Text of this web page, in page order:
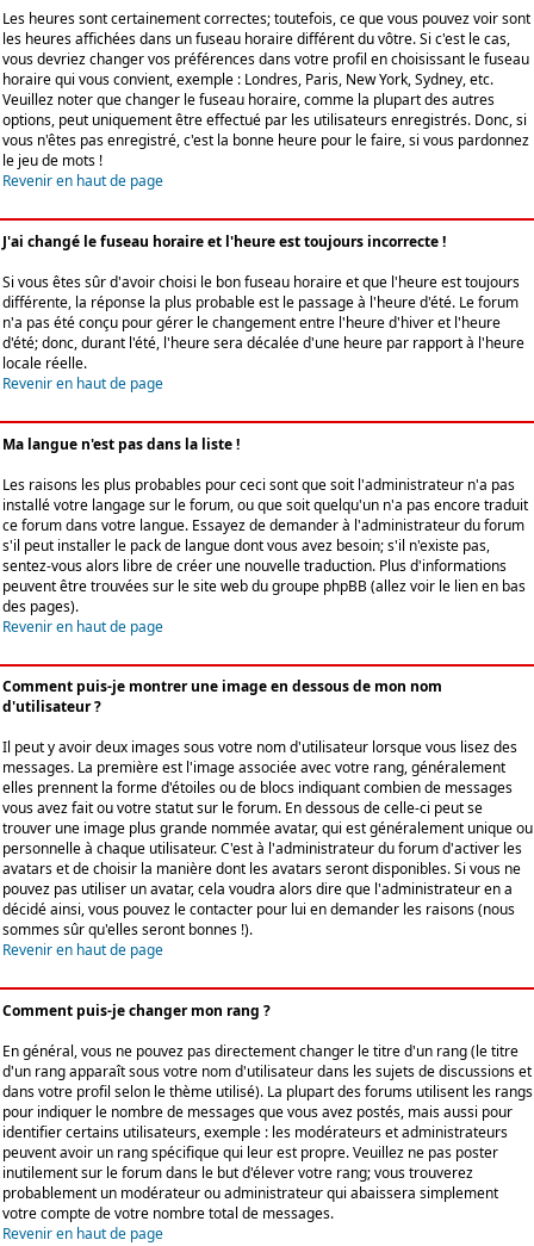
Les heures sont certainement correctes; toutefois, ce que vous pouvez voir sont
les heures affichées dans un fuseau horaire différent du vôtre. Si c'est le cas,
vous devriez changer vos préférences dans votre profil en choisissant le fuseau
horaire qui vous convient, exemple : Londres, Paris, New York, Sydney, etc.
Veuillez noter que changer le fuseau horaire, comme la plupart des autres
options, peut uniquement être effectué par les utilisateurs enregistrés. Donc, si
vous n'êtes pas enregistré, c'est la bonne heure pour le faire, si vous pardonnez
le jeu de mots !
Revenir en haut de page
J'ai changé le fuseau horaire et l'heure est toujours incorrecte !
Si vous êtes sûr d'avoir choisi le bon fuseau horaire et que l'heure est toujours
différente, la réponse la plus probable est le passage à l'heure d'été. Le forum
n'a pas été conçu pour gérer le changement entre l'heure d'hiver et l'heure
d'été; donc, durant l'été, l'heure sera décalée d'une heure par rapport à l'heure
locale réelle.
Revenir en haut de page
Ma langue n'est pas dans la liste !
Les raisons les plus probables pour ceci sont que soit l'administrateur n'a pas
installé votre langage sur le forum, ou que soit quelqu'un n'a pas encore traduit
ce forum dans votre langue. Essayez de demander à l'administrateur du forum
s'il peut installer le pack de langue dont vous avez besoin; s'il n'existe pas,
sentez-vous alors libre de créer une nouvelle traduction. Plus d'informations
peuvent être trouvées sur le site web du groupe phpBB (allez voir le lien en bas
des pages).
Revenir en haut de page
Comment puis-je montrer une image en dessous de mon nom
d'utilisateur ?
Il peut y avoir deux images sous votre nom d'utilisateur lorsque vous lisez des
messages. La première est l'image associée avec votre rang, généralement
elles prennent la forme d'étoiles ou de blocs indiquant combien de messages
vous avez fait ou votre statut sur le forum. En dessous de celle-ci peut se
trouver une image plus grande nommée avatar, qui est généralement unique ou
personnelle à chaque utilisateur. C'est à l'administrateur du forum d'activer les
avatars et de choisir la manière dont les avatars seront disponibles. Si vous ne
pouvez pas utiliser un avatar, cela voudra alors dire que l'administrateur en a
décidé ainsi, vous pouvez le contacter pour lui en demander les raisons (nous
sommes sûr qu'elles seront bonnes !).
Revenir en haut de page
Comment puis-je changer mon rang ?
En général, vous ne pouvez pas directement changer le titre d'un rang (le titre
d'un rang apparaît sous votre nom d'utilisateur dans les sujets de discussions et
dans votre profil selon le thème utilisé). La plupart des forums utilisent les rangs
pour indiquer le nombre de messages que vous avez postés, mais aussi pour
identifier certains utilisateurs, exemple : les modérateurs et administrateurs
peuvent avoir un rang spécifique qui leur est propre. Veuillez ne pas poster
inutilement sur le forum dans le but d'élever votre rang; vous trouverez
probablement un modérateur ou administrateur qui abaissera simplement
votre compte de votre nombre total de messages.
Revenir en haut de page